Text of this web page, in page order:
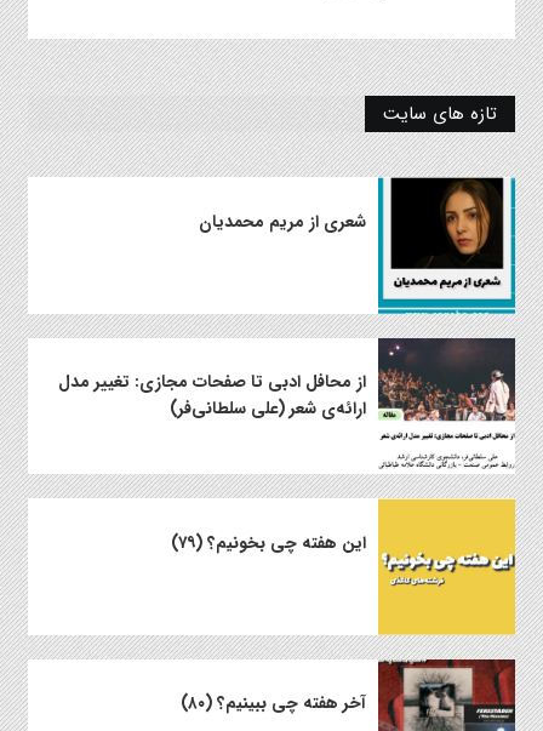
تازه های سایت
شعری از مریم محمدیان
از محافل ادبی تا صفحات مجازی: تغییر مدل
ارائه‌ی شعر (علی سلطانی‌فر)
این هفته چی بخونیم؟ (۷۹)
آخر هفته چی ببینیم؟ (۸۰)